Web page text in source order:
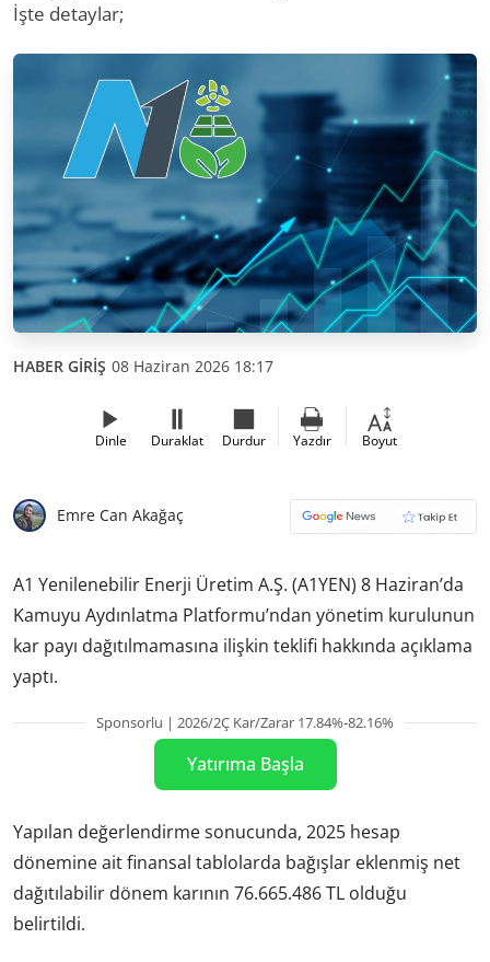
İşte detaylar;
HABER GİRİŞ 08 Haziran 2026 18:17
Dinle Duraklat Durdur Yazdır Boyut
Emre Can Akağaç
A1 Yenilenebilir Enerji Üretim A.Ş. (A1YEN) 8 Haziran’da
Kamuyu Aydınlatma Platformu’ndan yönetim kurulunun
kar payı dağıtılmamasına ilişkin teklifi hakkında açıklama
yaptı.
Sponsorlu | 2026/2Ç Kar/Zarar 17.84%-82.16%
Yatırıma Başla
Yapılan değerlendirme sonucunda, 2025 hesap
dönemine ait finansal tablolarda bağışlar eklenmiş net
dağıtılabilir dönem karının 76.665.486 TL olduğu
belirtildi.